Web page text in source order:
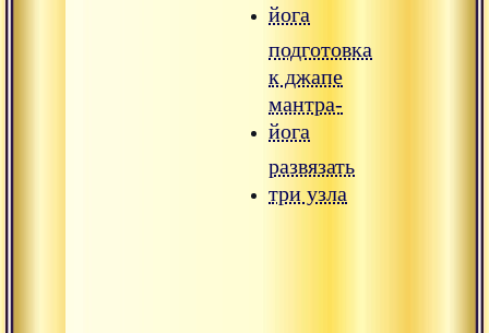
йога
подготовка
к джапе
мантра-
йога
развязать
три узла